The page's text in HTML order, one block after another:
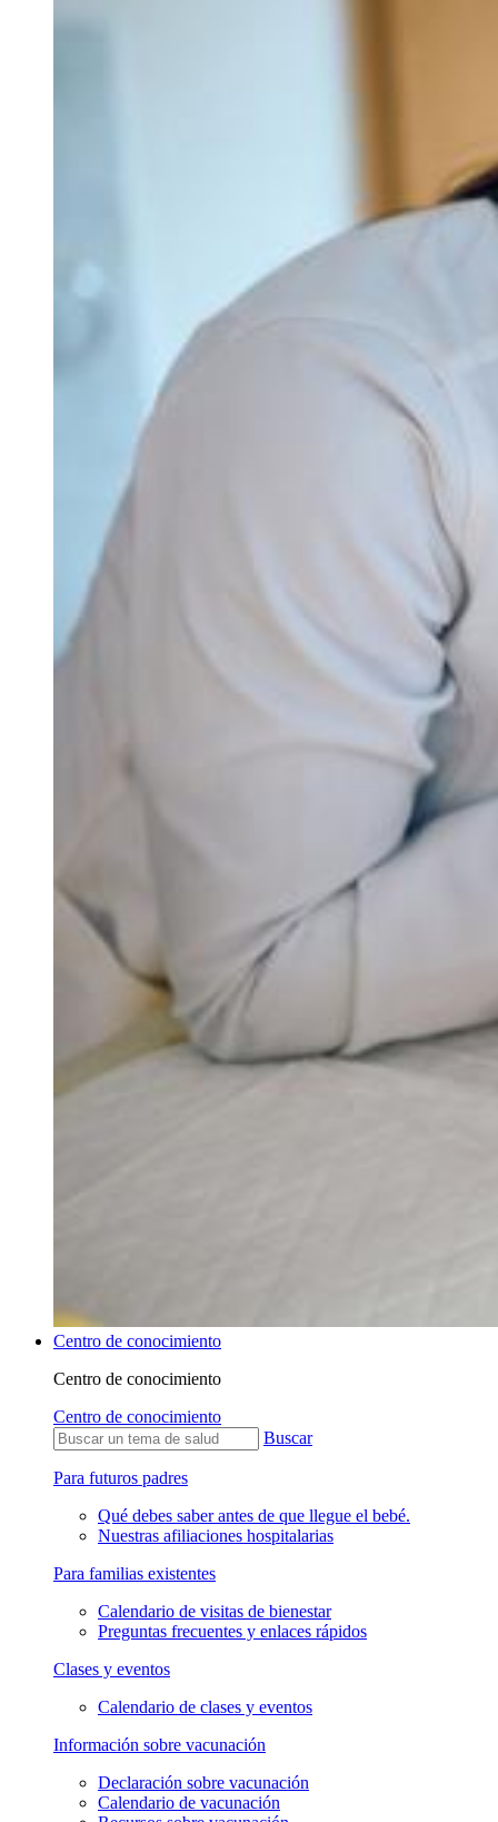
Centro de conocimiento
Centro de conocimiento
Centro de conocimiento
Buscar
Para futuros padres
Qué debes saber antes de que llegue el bebé.
Nuestras afiliaciones hospitalarias
Para familias existentes
Calendario de visitas de bienestar
Preguntas frecuentes y enlaces rápidos
Clases y eventos
Calendario de clases y eventos
Información sobre vacunación
Declaración sobre vacunación
Calendario de vacunación